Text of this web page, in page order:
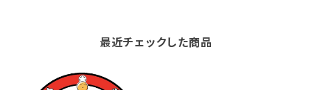
最近チェックした商品